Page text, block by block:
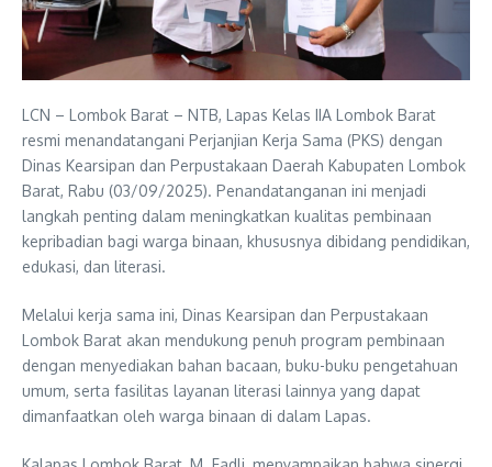
LCN – Lombok Barat – NTB, Lapas Kelas IIA Lombok Barat
resmi menandatangani Perjanjian Kerja Sama (PKS) dengan
Dinas Kearsipan dan Perpustakaan Daerah Kabupaten Lombok
Barat, Rabu (03/09/2025). Penandatanganan ini menjadi
langkah penting dalam meningkatkan kualitas pembinaan
kepribadian bagi warga binaan, khususnya dibidang pendidikan,
edukasi, dan literasi.
Melalui kerja sama ini, Dinas Kearsipan dan Perpustakaan
Lombok Barat akan mendukung penuh program pembinaan
dengan menyediakan bahan bacaan, buku-buku pengetahuan
umum, serta fasilitas layanan literasi lainnya yang dapat
dimanfaatkan oleh warga binaan di dalam Lapas.